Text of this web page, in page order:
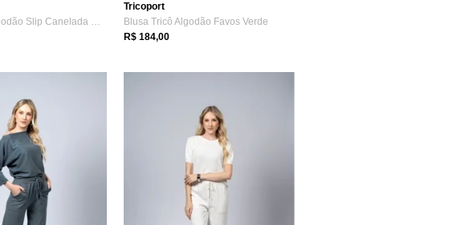
Blusa Tricô Algodão Slip Canelada Curta Verde
Tricoport
Blusa Tricô Algodão Favos Verde
R$ 184,00